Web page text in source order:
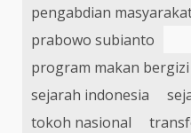
pengabdian
prabowo subianto
program makan
sejarah indonesia
tokoh nasional